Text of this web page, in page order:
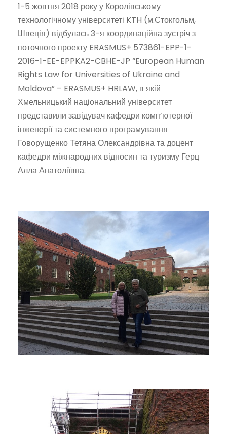
1-5 жовтня 2018 року у Королівському
технологічному університеті KTH (м.Стокгольм,
Швеція) відбулась 3-я координаційна зустріч з
поточного проекту ERASMUS+ 573861-EPP-1-
2016-1-EE-EPPKA2-CBHE-JP “European Human
Rights Law for Universities of Ukraine and
Moldova” – ERASMUS+ HRLAW, в якій
Хмельницький національний університет
представили завідувач кафедри комп’ютерної
інженерії та системного програмування
Говорущенко Тетяна Олександрівна та доцент
кафедри міжнародних відносин та туризму Герц
Алла Анатоліївна.